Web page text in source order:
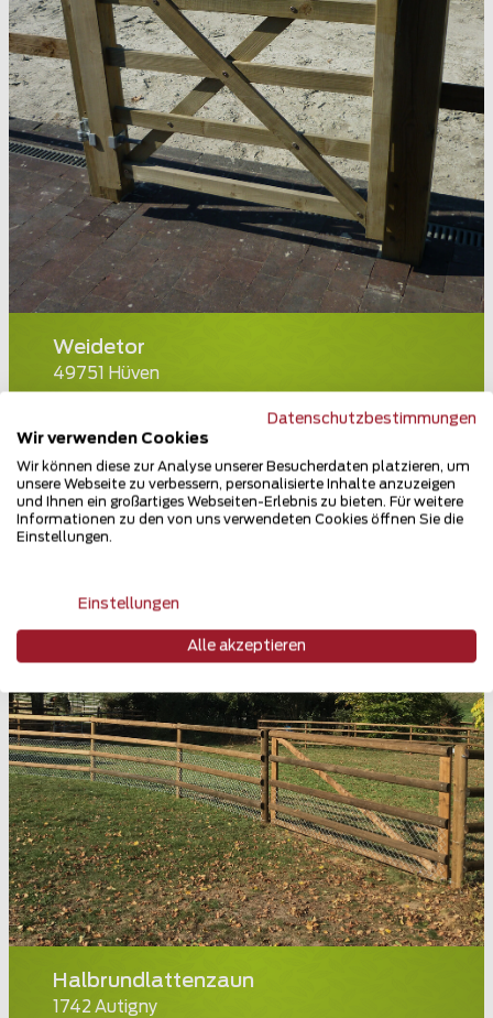
Weidetor
49751 Hüven
Teilen
Halbrundlattenzaun
1742 Autigny
Datenschutzbestimmungen
Wir verwenden Cookies
Wir können diese zur Analyse unserer Besucherdaten platzieren, um
unsere Webseite zu verbessern, personalisierte Inhalte anzuzeigen
und Ihnen ein großartiges Webseiten-Erlebnis zu bieten. Für weitere
Informationen zu den von uns verwendeten Cookies öffnen Sie die
Einstellungen.
Einstellungen
Alle akzeptieren